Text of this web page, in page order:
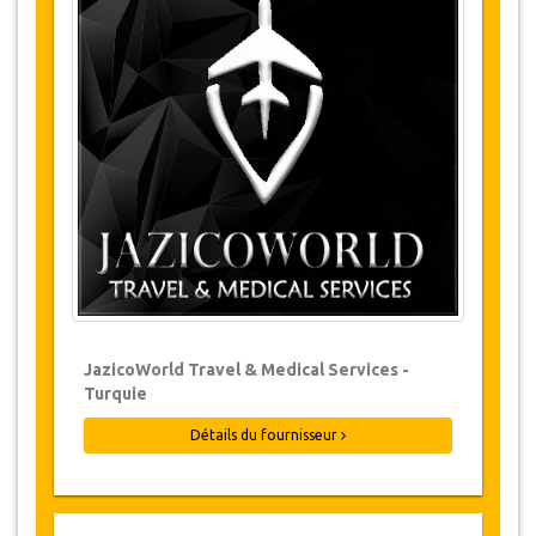
Détails des Tours
Ayder
Zilkale
Chute d'Eau de Palovit
Modifications & Politique d'annulation
Des modifications aux réservations
peuvent être possibles si un préavis est
donné. Veuillez nous contacter pour plus
d'informations.
Pour toute annulation, au moins 3 jours à
l'avance il n'y aura pas de frais même si la
d'une réservation ne peut être faite que
par écrit en envoyant un courrier
électronique.
Pour les annulations entre 3 jours et 1 jour
JazicoWorld Travel & Medical Services -
Turquie
Détails du fournisseur